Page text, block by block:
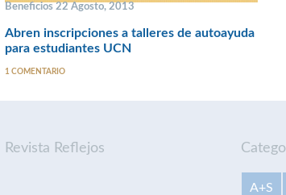
Beneficios 22 Agosto, 2013
Abren inscripciones a talleres de autoayuda
para estudiantes UCN
1 COMENTARIO
Revista Reflejos
A+S